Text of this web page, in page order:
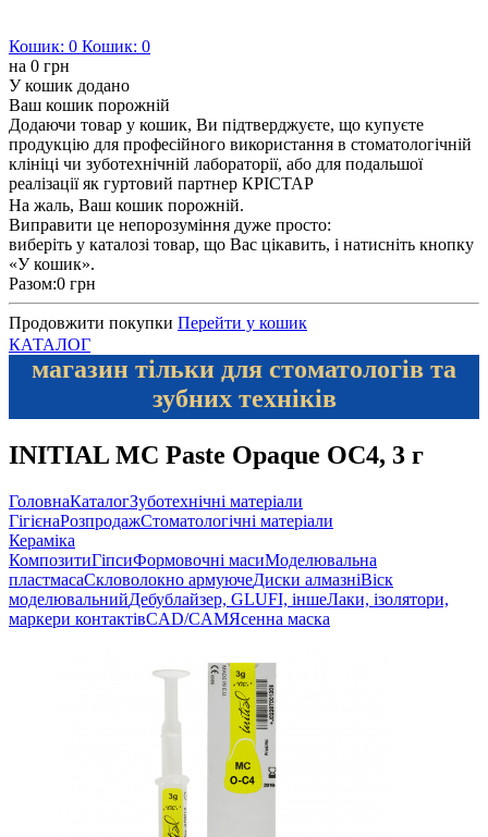
Кошик: 0 Кошик: 0
на 0 грн
У кошик додано
Ваш кошик порожній
Додаючи товар у кошик, Ви підтверджуєте, що купуєте
продукцію для професійного використання в стоматологічній
клініці чи зуботехнічній лабораторії, або для подальшої
реалізації як гуртовий партнер КРІСТАР
На жаль, Ваш кошик порожній.
Виправити це непорозуміння дуже просто:
виберіть у каталозі товар, що Вас цікавить, і натисніть кнопку
«У кошик».
Разом:0 грн
Продовжити покупки Перейти у кошик
КАТАЛОГ
магазин тільки для стоматологів та
зубних техніків
INITIAL MC Paste Opaque OC4, 3 г
ГоловнаКаталогЗуботехнічні матеріали
ГігієнаРозпродажСтоматологічні матеріали
Кераміка
КомпозитиГіпсиФормовочні масиМоделювальна
пластмасаСкловолокно армуючеДиски алмазніВіск
моделювальнийДебублайзер, GLUFI, іншеЛаки, ізолятори,
маркери контактівCAD/CAMЯсенна маска